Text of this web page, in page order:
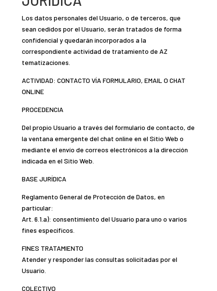
Los datos personales del Usuario, o de terceros, que
sean cedidos por el Usuario, serán tratados de forma
confidencial y quedarán incorporados a la
correspondiente actividad de tratamiento de AZ
tematizaciones.
ACTIVIDAD: CONTACTO VÍA FORMULARIO, EMAIL O CHAT
ONLINE
PROCEDENCIA
Del propio Usuario a través del formulario de contacto, de
la ventana emergente del chat online en el Sitio Web o
mediante el envío de correos electrónicos a la dirección
indicada en el Sitio Web.
BASE JURÍDICA
Reglamento General de Protección de Datos, en
particular:
Art. 6.1.a): consentimiento del Usuario para uno o varios
fines específicos.
FINES TRATAMIENTO
Atender y responder las consultas solicitadas por el
Usuario.
COLECTIVO